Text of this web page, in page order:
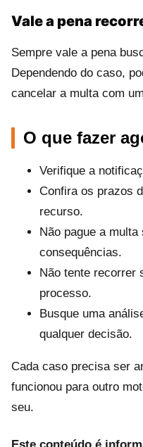
Vale a pena
Sempre vale a pena
Dependendo do caso,
cancelar a multa com
O que fazer
Verifique a
Confira os prazos
recurso.
Não pague a
consequências.
Não tente recorrer
processo.
Busque uma
qualquer decisão.
Cada caso precisa ser
funcionou para outro
seu.